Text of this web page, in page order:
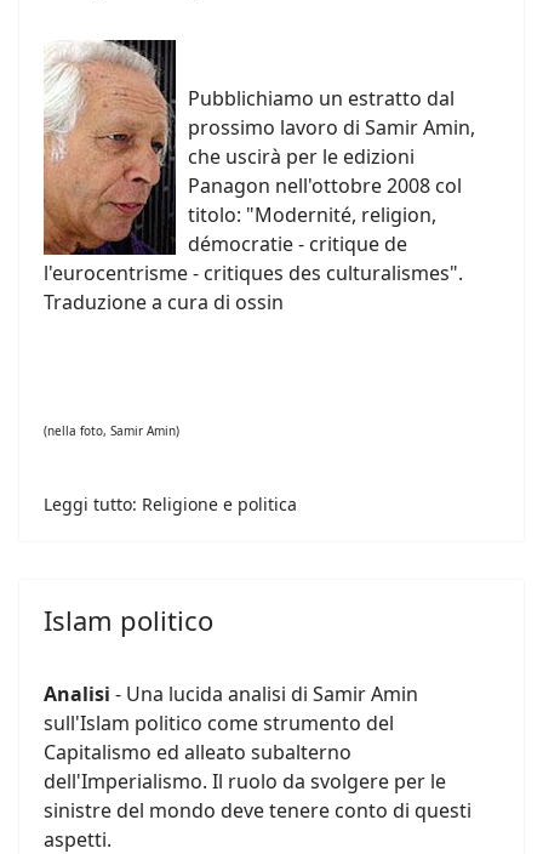
Pubblichiamo un estratto dal
prossimo lavoro di Samir Amin,
che uscirà per le edizioni
Panagon nell'ottobre 2008 col
titolo: "Modernité, religion,
démocratie - critique de
l'eurocentrisme - critiques des culturalismes".
Traduzione a cura di ossin
(nella foto, Samir Amin)
Leggi tutto: Religione e politica
Islam politico
Analisi - Una lucida analisi di Samir Amin
sull'Islam politico come strumento del
Capitalismo ed alleato subalterno
dell'Imperialismo. Il ruolo da svolgere per le
sinistre del mondo deve tenere conto di questi
aspetti.